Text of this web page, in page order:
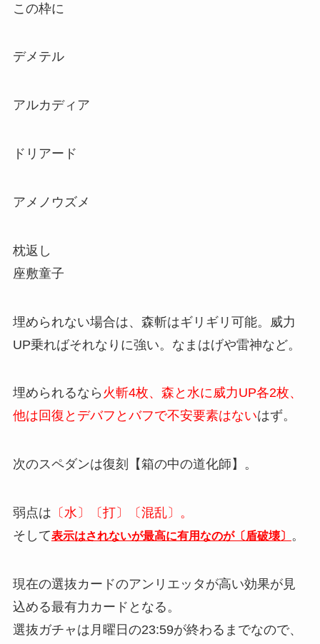
この枠に
デメテル
アルカディア
ドリアード
アメノウズメ
枕返し
座敷童子
埋められない場合は、森斬はギリギリ可能。威力
UP乗ればそれなりに強い。なまはげや雷神など。
埋められるなら 火斬4枚、森と水に威力UP各2枚、
他は回復とデバフとバフで不安要素はないはず。
次のスペダンは復刻【箱の中の道化師】。
弱点は 〔水〕〔打〕〔混乱〕。
そして表示はされないが最高に有用なのが〔盾破壊〕 。
現在の選抜カードのアンリエッタが高い効果が見
込める最有力カードとなる。
選抜ガチャは月曜日の23:59が終わるまでなので、